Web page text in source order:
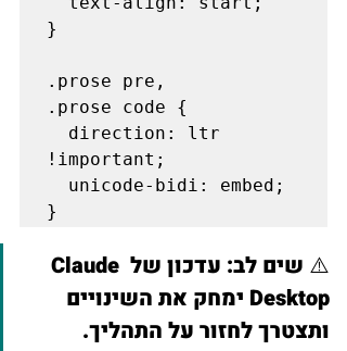
}
.prose pre,
.prose code {
!important;
⚠️ שים לב:
עדכון של Claude
Desktop ימחק את השינויים
ותצטרך לחזור על התהליך.